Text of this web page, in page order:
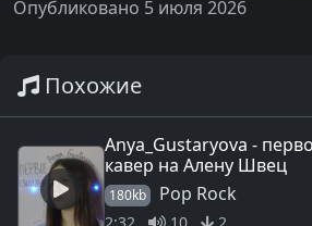
Опубликовано 5 июля 2026
Похожие
Anya_Gustaryova -
кавер на Алену Швец
180kb Pop Rock